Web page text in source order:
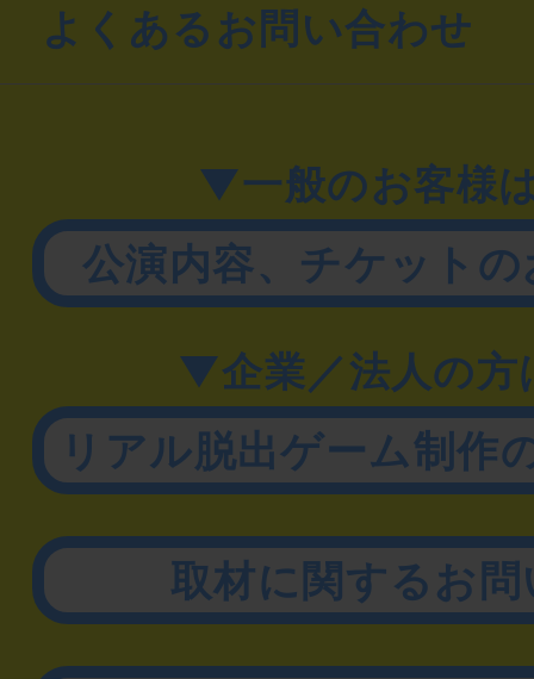
よくあるお問い合わせ
▼一般のお客様
公演内容、チケット
▼企業／法人の方
リアル脱出ゲーム制作
取材に関するお